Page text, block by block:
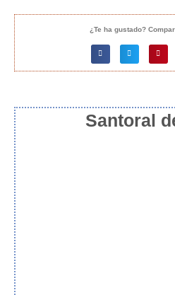
¿Te ha gustado?
Santoral